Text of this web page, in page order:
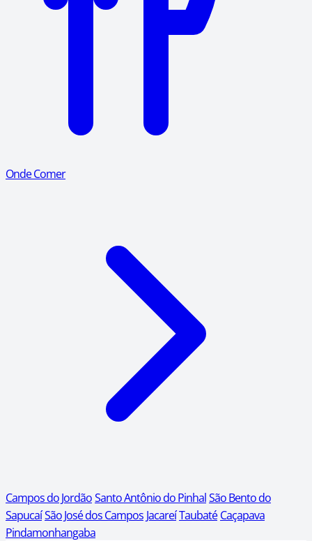
Onde Comer
Campos do JordãoSanto Antônio do PinhalSão Bento do
SapucaíSão José dos Campos JacareíTaubaté Caçapava
Pindamonhangaba